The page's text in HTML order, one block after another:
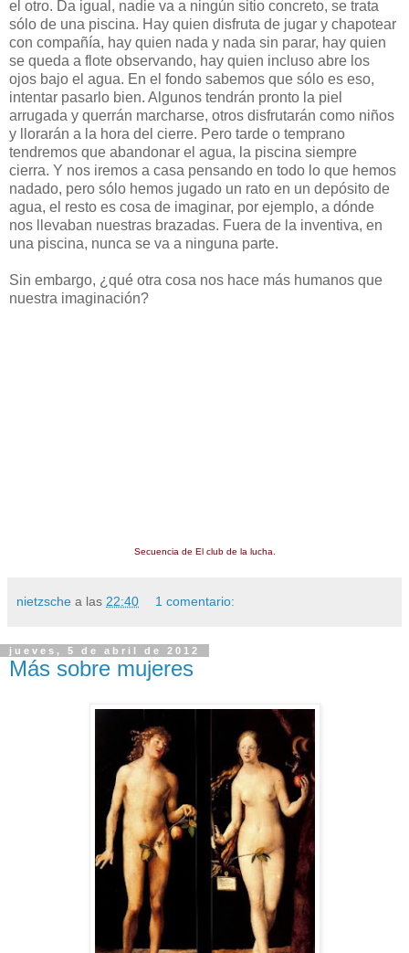
el otro. Da igual, nadie va a ningún sitio concreto, se trata
sólo de una piscina. Hay quien disfruta de jugar y chapotear
con compañía, hay quien nada y nada sin parar, hay quien
se queda a flote observando, hay quien incluso abre los
ojos bajo el agua. En el fondo sabemos que sólo es eso,
intentar pasarlo bien. Algunos tendrán pronto la piel
arrugada y querrán marcharse, otros disfrutarán como niños
y llorarán a la hora del cierre. Pero tarde o temprano
tendremos que abandonar el agua, la piscina siempre
cierra. Y nos iremos a casa pensando en todo lo que hemos
nadado, pero sólo hemos jugado un rato en un depósito de
agua, el resto es cosa de imaginar, por ejemplo, a dónde
nos llevaban nuestras brazadas. Fuera de la inventiva, en
una piscina, nunca se va a ninguna parte.
Sin embargo, ¿qué otra cosa nos hace más humanos que
nuestra imaginación?
Secuencia de El club de la lucha.
nietzsche a las 22:40 1 comentario:
jueves, 5 de abril de 2012
Más sobre mujeres